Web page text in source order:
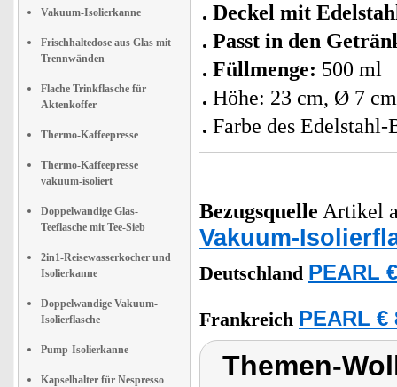
Vakuum-Isolierkanne
Frischhaltedose aus Glas mit
Trennwänden
Flache Trinkflasche für
Aktenkoffer
Thermo-Kaffeepresse
Thermo-Kaffeepresse
vakuum-isoliert
Doppelwandige Glas-
Teeflasche mit Tee-Sieb
2in1-Reisewasserkocher und
Isolierkanne
Doppelwandige Vakuum-
Isolierflasche
Pump-Isolierkanne
Kapselhalter für Nespresso
Deckel mit
Passt in den
Füllmenge: 500 ml
Höhe: 23 cm, Ø 7
Farbe des
Bezugsquelle Artikel
Vakuum-
Deutschland PEARL
Frankreich PEARL €
Themen-